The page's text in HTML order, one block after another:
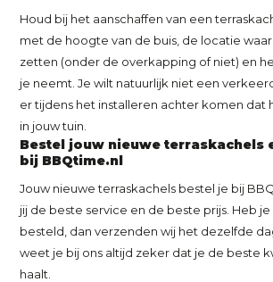
Houd bij het aanschaffen van een
met de hoogte van de buis, de locatie
zetten (onder de overkapping of niet) en
je neemt. Je wilt natuurlijk niet een
er tijdens het installeren achter komen dat
in jouw tuin.
Bestel jouw nieuwe terraskachels
bij BBQtime.nl
Jouw nieuwe terraskachels bestel je bij
jij de beste service en de beste prijs. Heb je
besteld, dan verzenden wij het dezelfde
weet je bij ons altijd zeker dat je de beste
haalt.